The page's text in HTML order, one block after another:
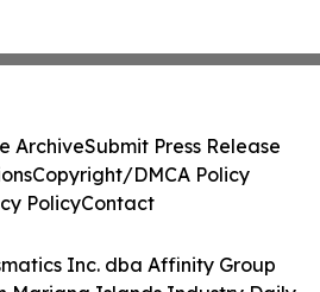
Inc. dba Affinity Group
ArchiveSubmit Press Release
Copyright/DMCA Policy
PolicyContact